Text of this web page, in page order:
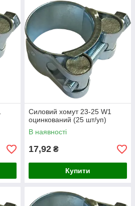
Силовий хомут 23-25 W1
оцинкований (25 шт/уп)
В наявності
17,92 ₴
Купити